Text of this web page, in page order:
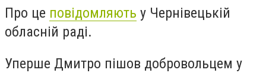
Про це повідомляють у Чернівецькій
обласній раді.
Уперше Дмитро пішов добровольцем у